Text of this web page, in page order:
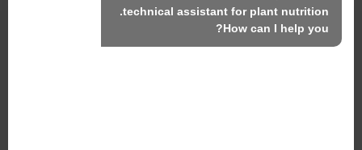
نحن
المنتجات
How can I help you?